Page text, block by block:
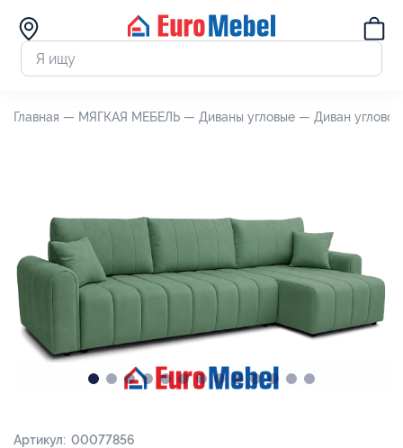
Главная — МЯГКАЯ МЕБЕЛЬ — Диваны угловые — Диван
Артикул: 00077856